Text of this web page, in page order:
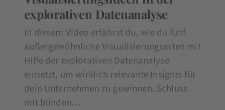
explorativen Datenanalyse
In diesem Video erfährst du, wie du fünf
außergewöhnliche Visualisierungsarten mit
Hilfe der explorativen Datenanalyse
einsetzt, um wirklich relevante Insights für
dein Unternehmen zu gewinnen. Schluss
mit blinden…